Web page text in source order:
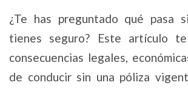
¿Te has preguntado qué pasa
tienes seguro? Este artículo
consecuencias legales,
de conducir sin una póliza